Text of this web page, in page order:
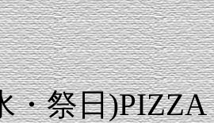
・祭日